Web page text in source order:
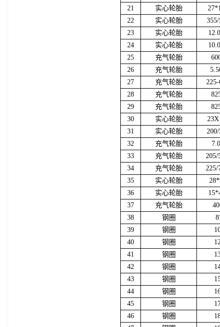
21
实心轮胎
22
实心轮胎
23
实心轮胎
24
实心轮胎
25
充气轮胎
26
充气轮胎
27
充气轮胎
28
充气轮胎
29
充气轮胎
30
实心轮胎
31
实心轮胎
32
充气轮胎
33
充气轮胎
205/
34
充气轮胎
225/
35
实心轮胎
36
实心轮胎
37
充气轮胎
38
钢圈
39
钢圈
40
钢圈
41
钢圈
42
钢圈
43
钢圈
44
钢圈
45
钢圈
46
钢圈